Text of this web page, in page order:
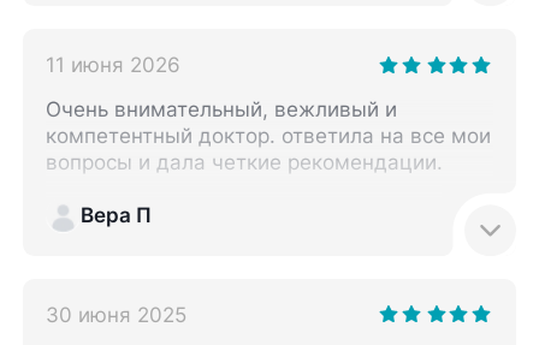
11 июня 2026
Очень внимательный, вежливый и
компетентный доктор. ответила на все мои
вопросы и дала четкие рекомендации.
Вера П
30 июня 2025